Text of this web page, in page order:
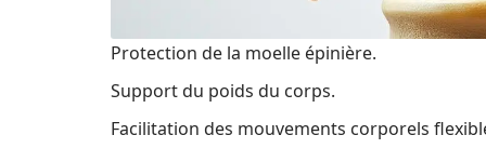
Protection de la moelle épinière.
Support du poids du corps.
Facilitation des mouvements corporels